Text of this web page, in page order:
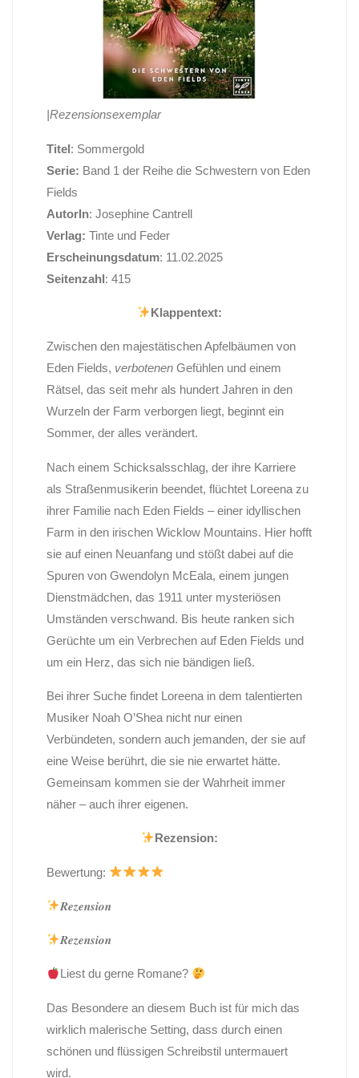
|Rezensionsexemplar
Titel: Sommergold
Serie: Band 1 der Reihe die Schwestern von Eden
Fields
AutorIn: Josephine Cantrell
Verlag: Tinte und Feder
Erscheinungsdatum: 11.02.2025
Seitenzahl: 415
Klappentext:
Zwischen den majestätischen Apfelbäumen von
Eden Fields, verbotenenGefühlen und einem
Rätsel, das seit mehr als hundert Jahren in den
Wurzeln der Farm verborgen liegt, beginnt ein
Sommer, der alles verändert.
Nach einem Schicksalsschlag, der ihre Karriere
als Straßenmusikerin beendet, flüchtet Loreena zu
ihrer Familie nach Eden Fields – einer idyllischen
Farm in den irischen Wicklow Mountains. Hier hofft
sie auf einen Neuanfang und stößt dabei auf die
Spuren von Gwendolyn McEala, einem jungen
Dienstmädchen, das 1911 unter mysteriösen
Umständen verschwand. Bis heute ranken sich
Gerüchte um ein Verbrechen auf Eden Fields und
um ein Herz, das sich nie bändigen ließ.
Bei ihrer Suche findet Loreena in dem talentierten
Musiker Noah O’Shea nicht nur einen
Verbündeten, sondern auch jemanden, der sie auf
eine Weise berührt, die sie nie erwartet hätte.
Gemeinsam kommen sie der Wahrheit immer
näher – auch ihrer eigenen.
Rezension:
Bewertung:
𝑹𝒆𝒛𝒆𝒏𝒔𝒊𝒐𝒏
𝑹𝒆𝒛𝒆𝒏𝒔𝒊𝒐𝒏
Liest du gerne Romane?
Das Besondere an diesem Buch ist für mich das
wirklich malerische Setting, dass durch einen
schönen und flüssigen Schreibstil untermauert
wird.